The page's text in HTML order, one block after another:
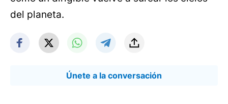
del planeta.
Únete a la conversación